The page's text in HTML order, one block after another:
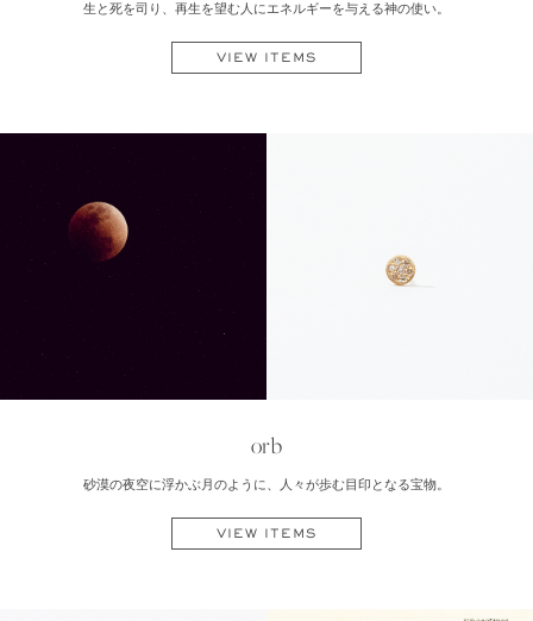
生と死を司り、再生を望む人にエネルギーを与える神の使い。
VIEW ITEMS
orb
砂漠の夜空に浮かぶ月のように、人々が歩む目印となる宝物。
VIEW ITEMS